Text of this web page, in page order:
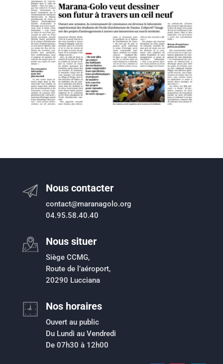
Nous contacter
contact@maranagolo.org
04.95.58.40.40
Nous situer
Siège CCMG,
Route de l’aéroport,
20290 Lucciana
Nos horaires
Ouvert au public
Du Lundi au Vendredi
De 07h30 à 12h00